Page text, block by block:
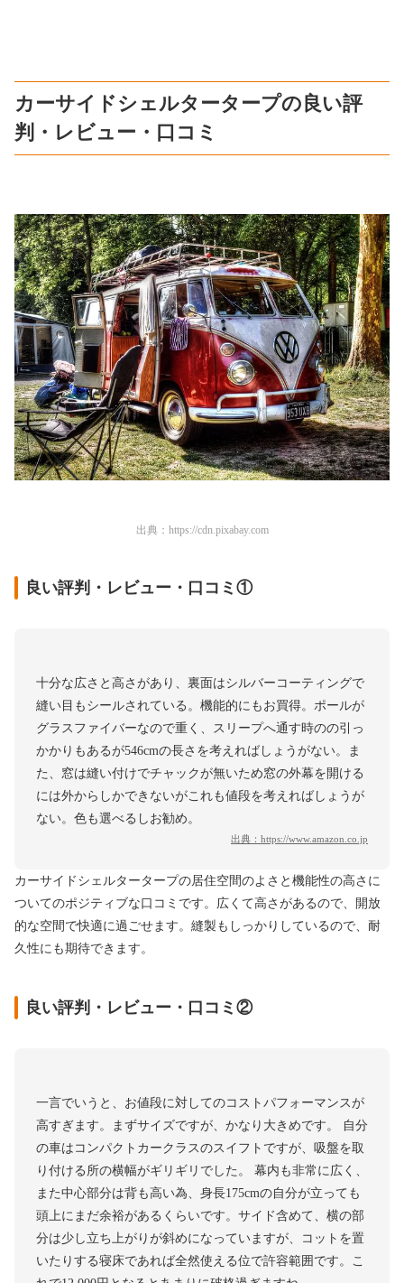
カーサイドシェルタータープの良い評
判・レビュー・口コミ
出典： https://cdn.pixabay.com
良い評判・レビュー・口コミ①
十分な広さと高さがあり、裏面はシルバーコーティングで
縫い目もシールされている。機能的にもお買得。ポールが
グラスファイバーなので重く、スリープへ通す時のの引っ
かかりもあるが546cmの長さを考えればしょうがない。ま
た、窓は縫い付けでチャックが無いため窓の外幕を開ける
には外からしかできないがこれも値段を考えればしょうが
ない。色も選べるしお勧め。
出典： https://www.amazon.co.jp
カーサイドシェルタータープの居住空間のよさと機能性の高さに
ついてのポジティブな口コミです。広くて高さがあるので、開放
的な空間で快適に過ごせます。縫製もしっかりしているので、耐
久性にも期待できます。
良い評判・レビュー・口コミ②
一言でいうと、お値段に対してのコストパフォーマンスが
高すぎます。まずサイズですが、かなり大きめです。 自分
の車はコンパクトカークラスのスイフトですが、吸盤を取
り付ける所の横幅がギリギリでした。 幕内も非常に広く、
また中心部分は背も高い為、身長175cmの自分が立っても
頭上にまだ余裕があるくらいです。サイド含めて、横の部
分は少し立ち上がりが斜めになっていますが、コットを置
いたりする寝床であれば全然使える位で許容範囲です。こ